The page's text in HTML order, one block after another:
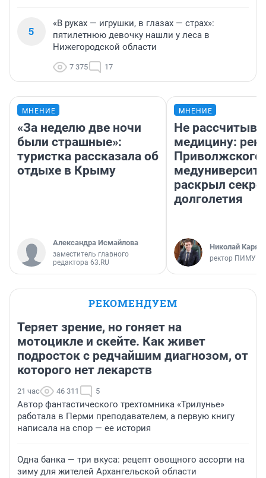
5
«В руках — игрушки, в глазах — страх»:
пятилетнюю девочку нашли у леса в
Нижегородской области
7 375 17
МНЕНИЕ
«За неделю две ночи
были страшные»:
туристка рассказала об
отдыхе в Крыму
Александра Исмайлова
заместитель главного
редактора 63.RU
МНЕНИЕ
Не
медицину:
Приволжского
раскрыл
долголетия
Николай
ректор ПИМУ
РЕКОМЕНДУЕМ
Теряет зрение, но гоняет на
мотоцикле и скейте. Как живет
подросток с редчайшим диагнозом, от
которого нет лекарств
21 час 46 311 5
Автор фантастического трехтомника «Трилунье»
работала в Перми преподавателем, а первую книгу
написала на спор — ее история
Одна банка — три вкуса: рецепт овощного ассорти на
зиму для жителей Архангельской области